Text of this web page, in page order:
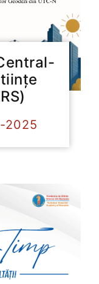
2025